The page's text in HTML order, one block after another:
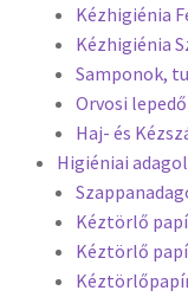
Kézhigiénia
Kézhigiénia
Samponok,
Orvosi
Haj- és
Higiéniai
Kéztörlő
Kéztörlő